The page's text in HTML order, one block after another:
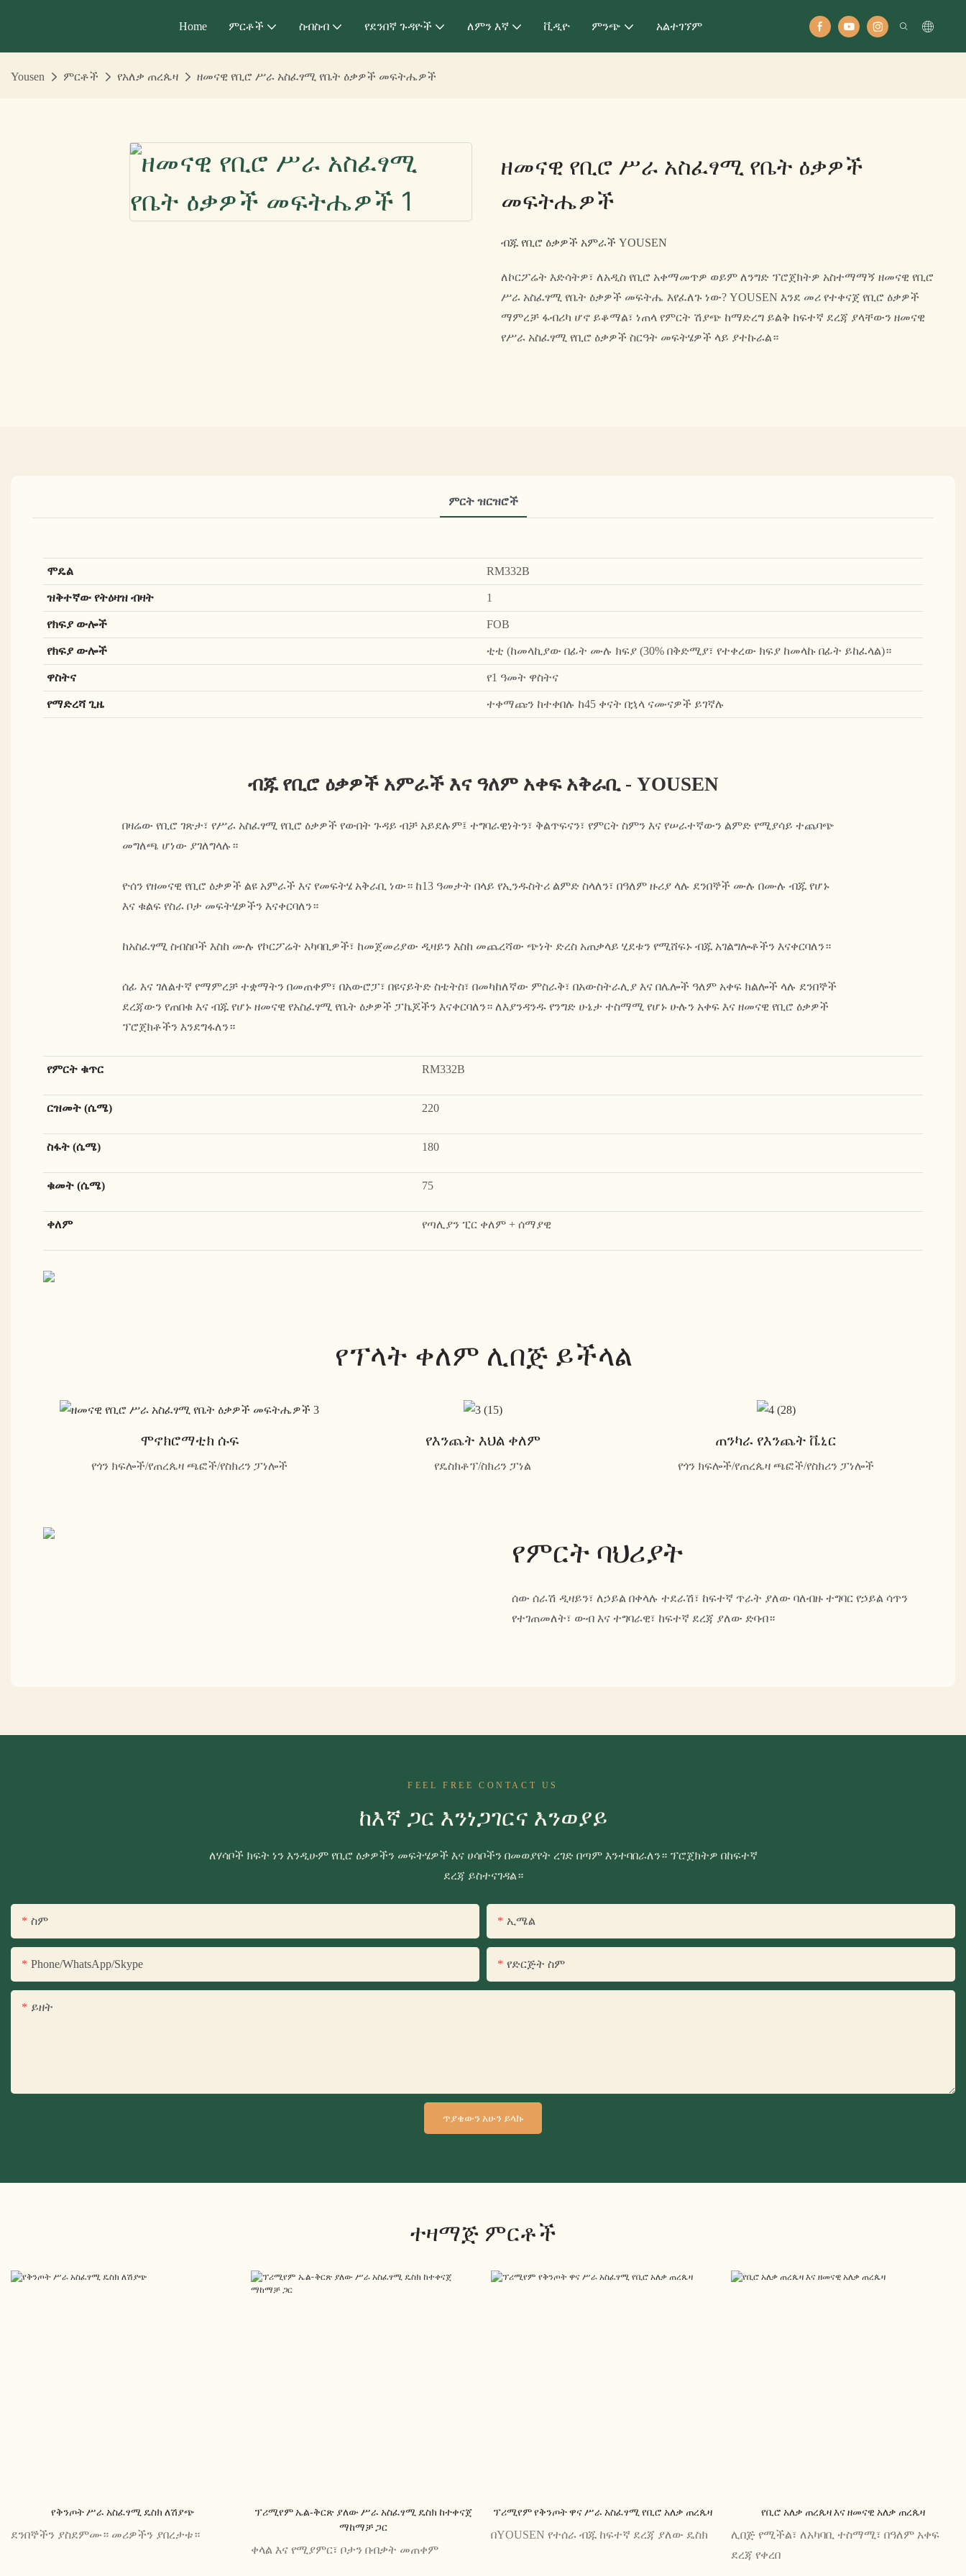
Home ምርቶች ስብስብ የደንበኛ ጉዳዮች ለምን እኛ ቪዲዮ ምንጭ አልተገኘም
Yousen ምርቶች የአለቃ ጠረጴዛ ዘመናዊ የቢሮ ሥራ አስፈፃሚ የቤት ዕቃዎች መፍትሔዎች
ዘመናዊ የቢሮ ሥራ አስፈፃሚ የቤት ዕቃዎች
መፍትሔዎች
ብጁ የቢሮ ዕቃዎች አምራች YOUSEN
ለኮርፖሬት እድሳትዎ፣ ለአዲስ የቢሮ አቀማመጥዎ ወይም ለንግድ ፕሮጀክትዎ አስተማማኝ ዘመናዊ የቢሮ
ሥራ አስፈፃሚ የቤት ዕቃዎች መፍትሔ እየፈለጉ ነው? YOUSEN እንደ መሪ የተቀናጀ የቢሮ ዕቃዎች
ማምረቻ ፋብሪካ ሆኖ ይቆማል፣ ነጠላ የምርት ሽያጭ ከማድረግ ይልቅ ከፍተኛ ደረጃ ያላቸውን ዘመናዊ
የሥራ አስፈፃሚ የቢሮ ዕቃዎች ስርዓት መፍትሄዎች ላይ ያተኩራል።
ምርት ዝርዝሮች
ሞዴል
RM332B
ዝቅተኛው የትዕዛዝ ብዛት
1
የክፍያ ውሎች
FOB
የክፍያ ውሎች
ቲቲ (ከመላኪያው በፊት ሙሉ ክፍያ (30% በቅድሚያ፣ የተቀረው ክፍያ ከመላኩ በፊት ይከፈላል)።
ዋስትና
የ1 ዓመት ዋስትና
የማድረሻ ጊዜ
ተቀማጩን ከተቀበሉ ከ45 ቀናት በኋላ ናሙናዎች ይገኛሉ
ብጁ የቢሮ ዕቃዎች አምራች እና ዓለም አቀፍ አቅራቢ - YOUSEN
በዛሬው የቢሮ ገጽታ፣ የሥራ አስፈፃሚ የቢሮ ዕቃዎች የውበት ጉዳይ ብቻ አይደሉም፤ ተግባራዊነትን፣ ቅልጥፍናን፣ የምርት ስምን እና የሠራተኛውን ልምድ የሚያሳይ ተጨባጭ
መግለጫ ሆነው ያገለግላሉ።
ዮሰን የዘመናዊ የቢሮ ዕቃዎች ልዩ አምራች እና የመፍትሄ አቅራቢ ነው። ከ13 ዓመታት በላይ የኢንዱስትሪ ልምድ ስላለን፣ በዓለም ዙሪያ ላሉ ደንበኞች ሙሉ በሙሉ ብጁ የሆኑ
እና ቁልፍ የስራ ቦታ መፍትሄዎችን እናቀርባለን።
ከአስፈፃሚ ስብስቦች እስከ ሙሉ የኮርፖሬት አካባቢዎች፣ ከመጀመሪያው ዲዛይን እስከ መጨረሻው ጭነት ድረስ አጠቃላይ ሂደቱን የሚሸፍኑ ብጁ አገልግሎቶችን እናቀርባለን።
ሰፊ እና ገለልተኛ የማምረቻ ተቋማትን በመጠቀም፣ በአውሮፓ፣ በዩናይትድ ስቴትስ፣ በመካከለኛው ምስራቅ፣ በአውስትራሊያ እና በሌሎች ዓለም አቀፍ ክልሎች ላሉ ደንበኞች
ደረጃውን የጠበቁ እና ብጁ የሆኑ ዘመናዊ የአስፈፃሚ የቤት ዕቃዎች ፓኬጆችን እናቀርባለን። ለእያንዳንዱ የንግድ ሁኔታ ተስማሚ የሆኑ ሁሉን አቀፍ እና ዘመናዊ የቢሮ ዕቃዎች
ፕሮጀክቶችን እንደግፋለን።
የምርት ቁጥር RM332B
ርዝመት (ሴሜ) 220
ስፋት (ሴሜ) 180
ቁመት (ሴሜ) 75
ቀለም የጣሊያን ፒር ቀለም + ሰማያዊ
የፕላት ቀለም ሊበጅ ይችላል
ሞኖክሮማቲክ ሱፍ
የጎን ክፍሎች/የጠረጴዛ ጫፎች/የስክሪን ፓነሎች
የእንጨት እህል ቀለም
የዴስክቶፕ/ስክሪን ፓነል
ጠንካራ የእንጨት ቬኒር
የጎን ክፍሎች/የጠረጴዛ ጫፎች/የስክሪን ፓነሎች
የምርት ባህሪያት
ሰው ሰራሽ ዲዛይን፣ ለኃይል በቀላሉ ተደራሽ፣ ከፍተኛ ጥራት ያለው ባለብዙ ተግባር የኃይል ሳጥን
የተገጠመለት፣ ውብ እና ተግባራዊ፣ ከፍተኛ ደረጃ ያለው ድባብ።
FEEL FREE CONTACT US
ከእኛ ጋር እንነጋገርና እንወያይ
ለሃሳቦች ክፍት ነን እንዲሁም የቢሮ ዕቃዎችን መፍትሄዎች እና ሀሳቦችን በመወያየት ረገድ በጣም እንተባበራለን። ፕሮጀክትዎ በከፍተኛ
ደረጃ ይስተናገዳል።
ስም ኢሜል
Phone/WhatsApp/Skype የድርጅት ስም
ይዘት
ጥያቄውን አሁን ይላኩ
ተዛማጅ ምርቶች
የቅንጦት ሥራ አስፈፃሚ ዴስክ ለሽያጭ
ደንበኞችን ያስደምሙ። መሪዎችን ያበረታቱ።
ፕሪሚየም ኤል-ቅርጽ ያለው ሥራ አስፈፃሚ ዴስክ ከተቀናጀ
ማከማቻ ጋር
ቀላል እና የሚያምር፣ ቦታን በብቃት መጠቀም
ፕሪሚየም የቅንጦት ዋና ሥራ አስፈፃሚ የቢሮ አለቃ ጠረጴዛ
በYOUSEN የተሰራ ብጁ ከፍተኛ ደረጃ ያለው ዴስክ
የቢሮ አለቃ ጠረጴዛ እና ዘመናዊ አለቃ ጠረጴዛ
ሊበጅ የሚችል፣ ለአካባቢ ተስማሚ፣ በዓለም አቀፍ
ደረጃ የቀረበ